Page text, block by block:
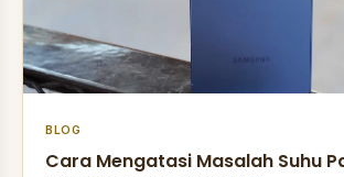
BLOG
Cara Mengatasi Masalah Suhu